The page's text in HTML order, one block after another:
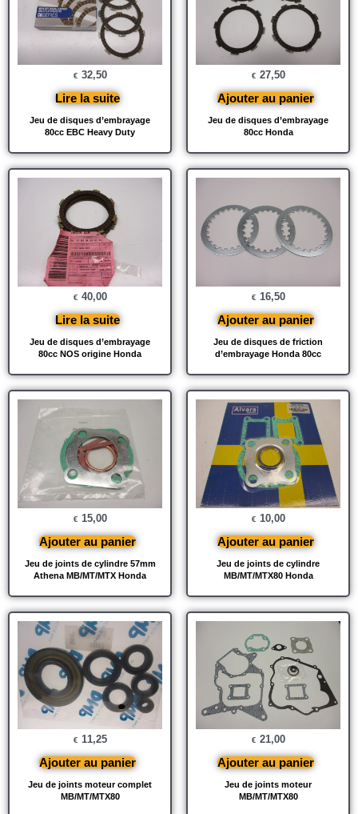
Jeu de disques d’embrayage
80cc EBC Heavy Duty
€ 32,50
Lire la suite
Jeu de disques d’embrayage
80cc Honda
€ 27,50
Ajouter au panier
Jeu de disques d’embrayage
80cc NOS origine Honda
€ 40,00
Lire la suite
Jeu de disques de friction
d’embrayage Honda 80cc
€ 16,50
Ajouter au panier
Jeu de joints de cylindre 57mm
Athena MB/MT/MTX Honda
€ 15,00
Ajouter au panier
Jeu de joints de cylindre
MB/MT/MTX80 Honda
€ 10,00
Ajouter au panier
Jeu de joints moteur complet
MB/MT/MTX80
€ 11,25
Ajouter au panier
Jeu de joints moteur
MB/MT/MTX80
€ 21,00
Ajouter au panier